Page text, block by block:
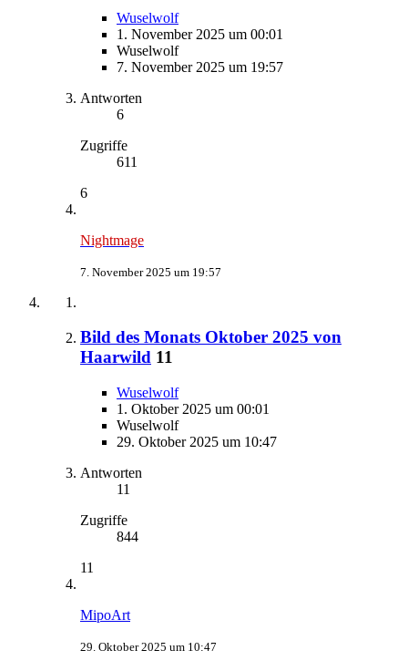
Wuselwolf
1. November 2025 um 00:01
Wuselwolf
7. November 2025 um 19:57
Antworten
6
Zugriffe
611
6
Nightmage
7. November 2025 um 19:57
Bild des Monats Oktober 2025 von
Haarwild 11
Wuselwolf
1. Oktober 2025 um 00:01
Wuselwolf
29. Oktober 2025 um 10:47
Antworten
11
Zugriffe
844
11
MipoArt
29. Oktober 2025 um 10:47